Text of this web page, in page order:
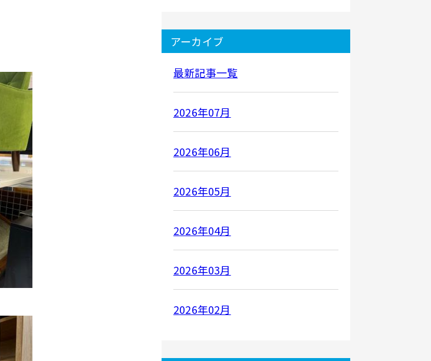
アーカイブ
最新記事一覧
2026年07月
2026年06月
2026年05月
2026年04月
2026年03月
2026年02月